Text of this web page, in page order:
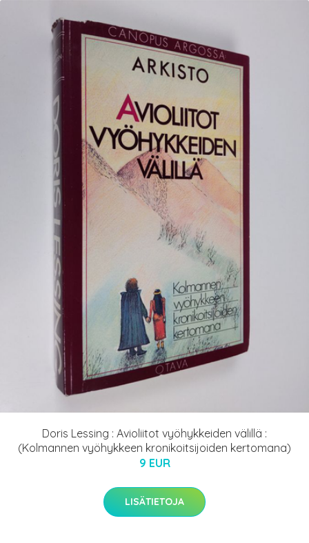
Doris Lessing : Avioliitot vyöhykkeiden välillä :
(Kolmannen vyöhykkeen kronikoitsijoiden kertomana)
9 EUR
LISÄTIETOJA